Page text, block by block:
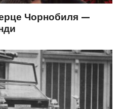
Чорнобиля —